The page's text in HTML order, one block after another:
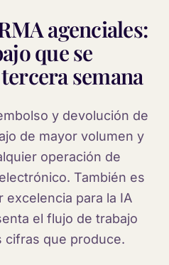
agenciales:
que se
semana
y devolución de
de mayor volumen y
operación de
También es
excelencia para la IA
el flujo de trabajo
cifras que produce.